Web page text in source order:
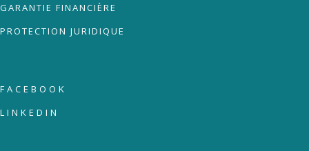
GARANTIE FINANCIÈRE
PROTECTION JURIDIQUE
FACEBOOK
LINKEDIN